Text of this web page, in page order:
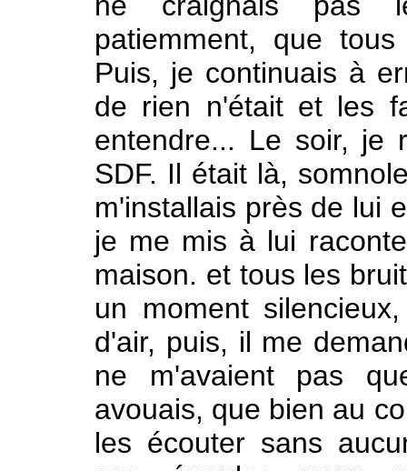
patiemment, que
Puis, je continuais à
de rien n'était et les
entendre... Le soir, je
SDF. Il était là,
m'installais près de lui
je me mis à lui
maison. et tous les
un moment
d'air, puis, il me
ne m'avaient pas
avouais, que bien au
les écouter sans